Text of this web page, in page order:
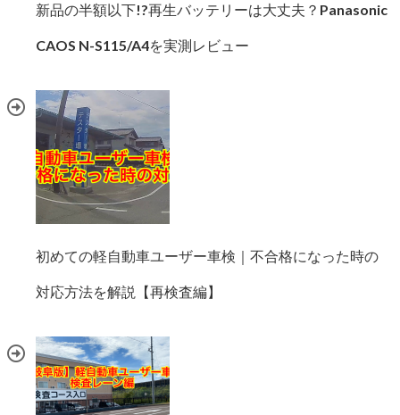
新品の半額以下!?再生バッテリーは大丈夫？Panasonic
CAOS N-S115/A4を実測レビュー
初めての軽自動車ユーザー車検｜不合格になった時の
対応方法を解説【再検査編】